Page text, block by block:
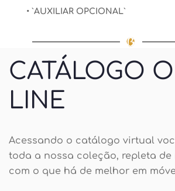
• `AUXILIAR OPCIONAL`
CATÁLOGO
LINE
Acessando o catálogo virtual
toda a nossa coleção, repleta de
com o que há de melhor em